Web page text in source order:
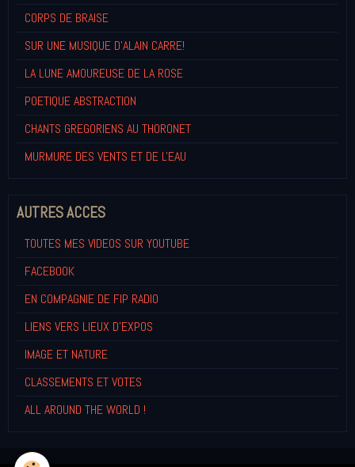
CORPS DE BRAISE
SUR UNE MUSIQUE D'ALAIN CARRE!
LA LUNE AMOUREUSE DE LA ROSE
POETIQUE ABSTRACTION
CHANTS GREGORIENS AU THORONET
MURMURE DES VENTS ET DE L'EAU
AUTRES ACCES
TOUTES MES VIDEOS SUR YOUTUBE
FACEBOOK
EN COMPAGNIE DE FIP RADIO
LIENS VERS LIEUX D'EXPOS
IMAGE ET NATURE
CLASSEMENTS ET VOTES
ALL AROUND THE WORLD !